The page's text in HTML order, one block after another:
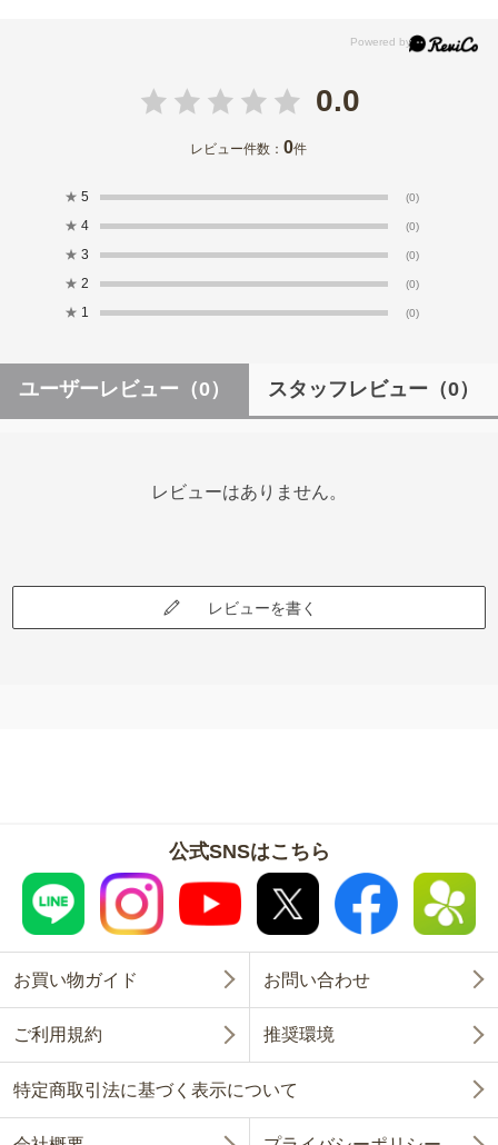
0.0
レビュー件数：0件
★ 5 (0)
★ 4 (0)
★ 3 (0)
★ 2 (0)
★ 1 (0)
ユーザーレビュー （0） スタッフレビュー （0）
レビューはありません。
レビューを書く
公式SNSはこちら
お買い物ガイド お問い合わせ
ご利用規約 推奨環境
特定商取引法に基づく表示について